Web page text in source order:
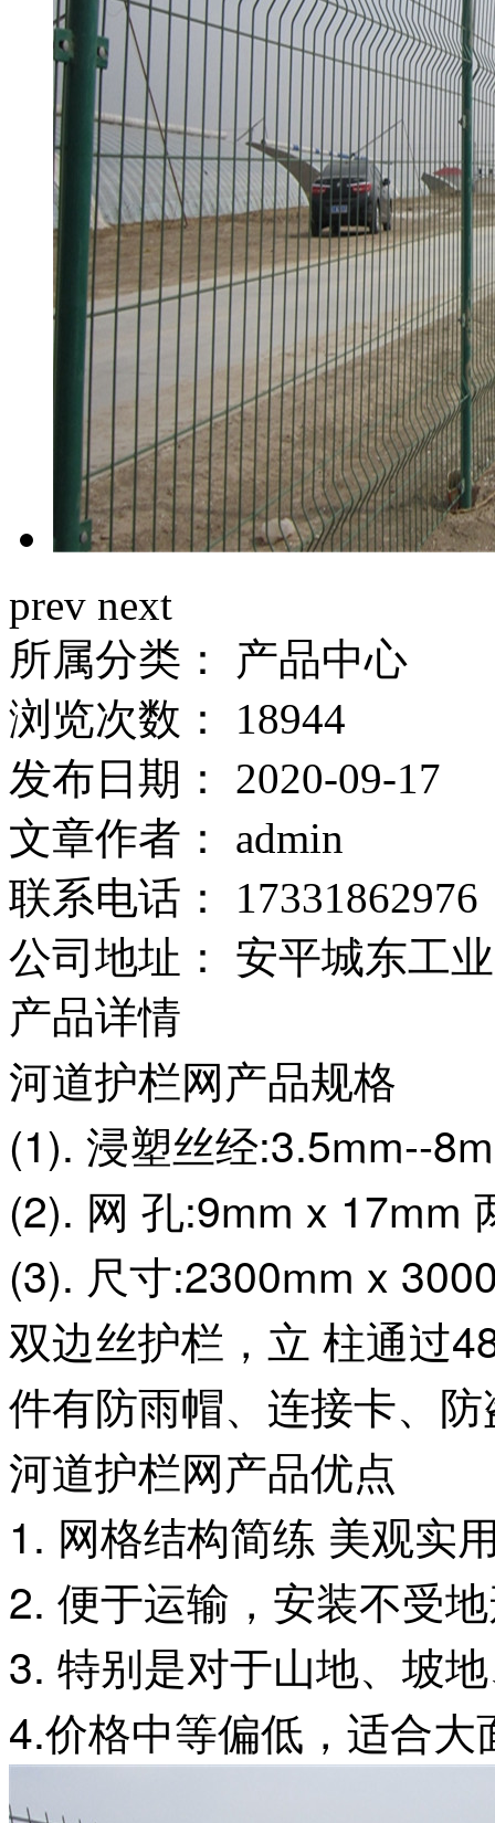
prev next
所属分类：
产品中心
浏览次数：
18944
发布日期：
2020-09-17
文章作者：
admin
联系电话：
17331862976
公司地址：
安平城东工
产品详情
河道护栏网产品规格
(1). 浸塑丝经:3.5mm--
(2). 网 孔:9mm x 17mm
(3). 尺寸:2300mm x
双边丝护栏，立 柱通过
件有防雨帽、连接卡、
河道护栏网产品优点
1. 网格结构简练 美观实
2. 便于运输，安装不受
3. 特别是对于山地、坡
4.价格中等偏低，适合大